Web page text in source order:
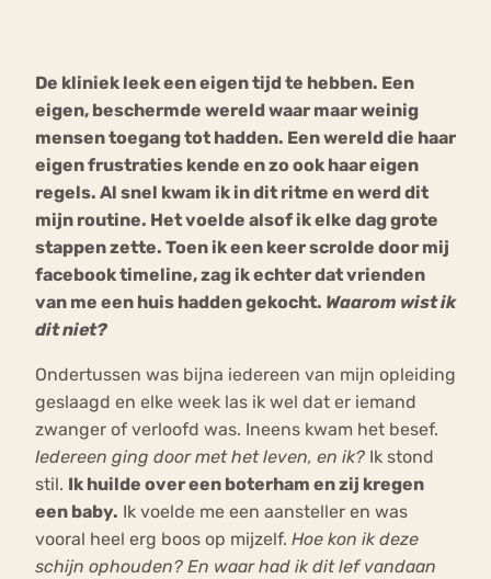
De kliniek leek een eigen tijd te hebben. Een
eigen, beschermde wereld waar maar weinig
mensen toegang tot hadden. Een wereld die haar
eigen frustraties kende en zo ook haar eigen
regels. Al snel kwam ik in dit ritme en werd dit
mijn routine. Het voelde alsof ik elke dag grote
stappen zette. Toen ik een keer scrolde door mij
facebook timeline, zag ik echter dat vrienden
van me een huis hadden gekocht. Waarom wist ik
dit niet?
Ondertussen was bijna iedereen van mijn opleiding
geslaagd en elke week las ik wel dat er iemand
zwanger of verloofd was. Ineens kwam het besef.
Iedereen ging door met het leven, en ik? Ik stond
stil. Ik huilde over een boterham en zij kregen
een baby. Ik voelde me een aansteller en was
vooral heel erg boos op mijzelf. Hoe kon ik deze
schijn ophouden? En waar had ik dit lef vandaan
Chat
Forum
mia
Nerv
osa
Eetstoornis Anorexia Nervosa
Eetbuien Piekeren Sport
Trauma
Orthorexia
Afvallen Angst